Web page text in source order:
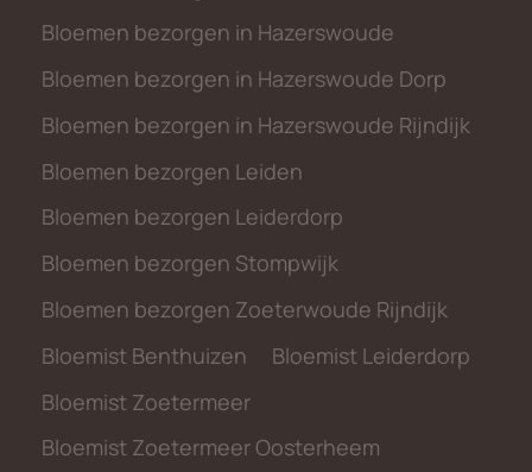
Bloemen bezorgen in Hazerswoude
Bloemen bezorgen in Hazerswoude Dorp
Bloemen bezorgen in Hazerswoude Rijndijk
Bloemen bezorgen Leiden
Bloemen bezorgen Leiderdorp
Bloemen bezorgen Stompwijk
Bloemen bezorgen Zoeterwoude Rijndijk
Bloemist Benthuizen
Bloemist Leiderdorp
Bloemist Zoetermeer
Bloemist Zoetermeer Oosterheem